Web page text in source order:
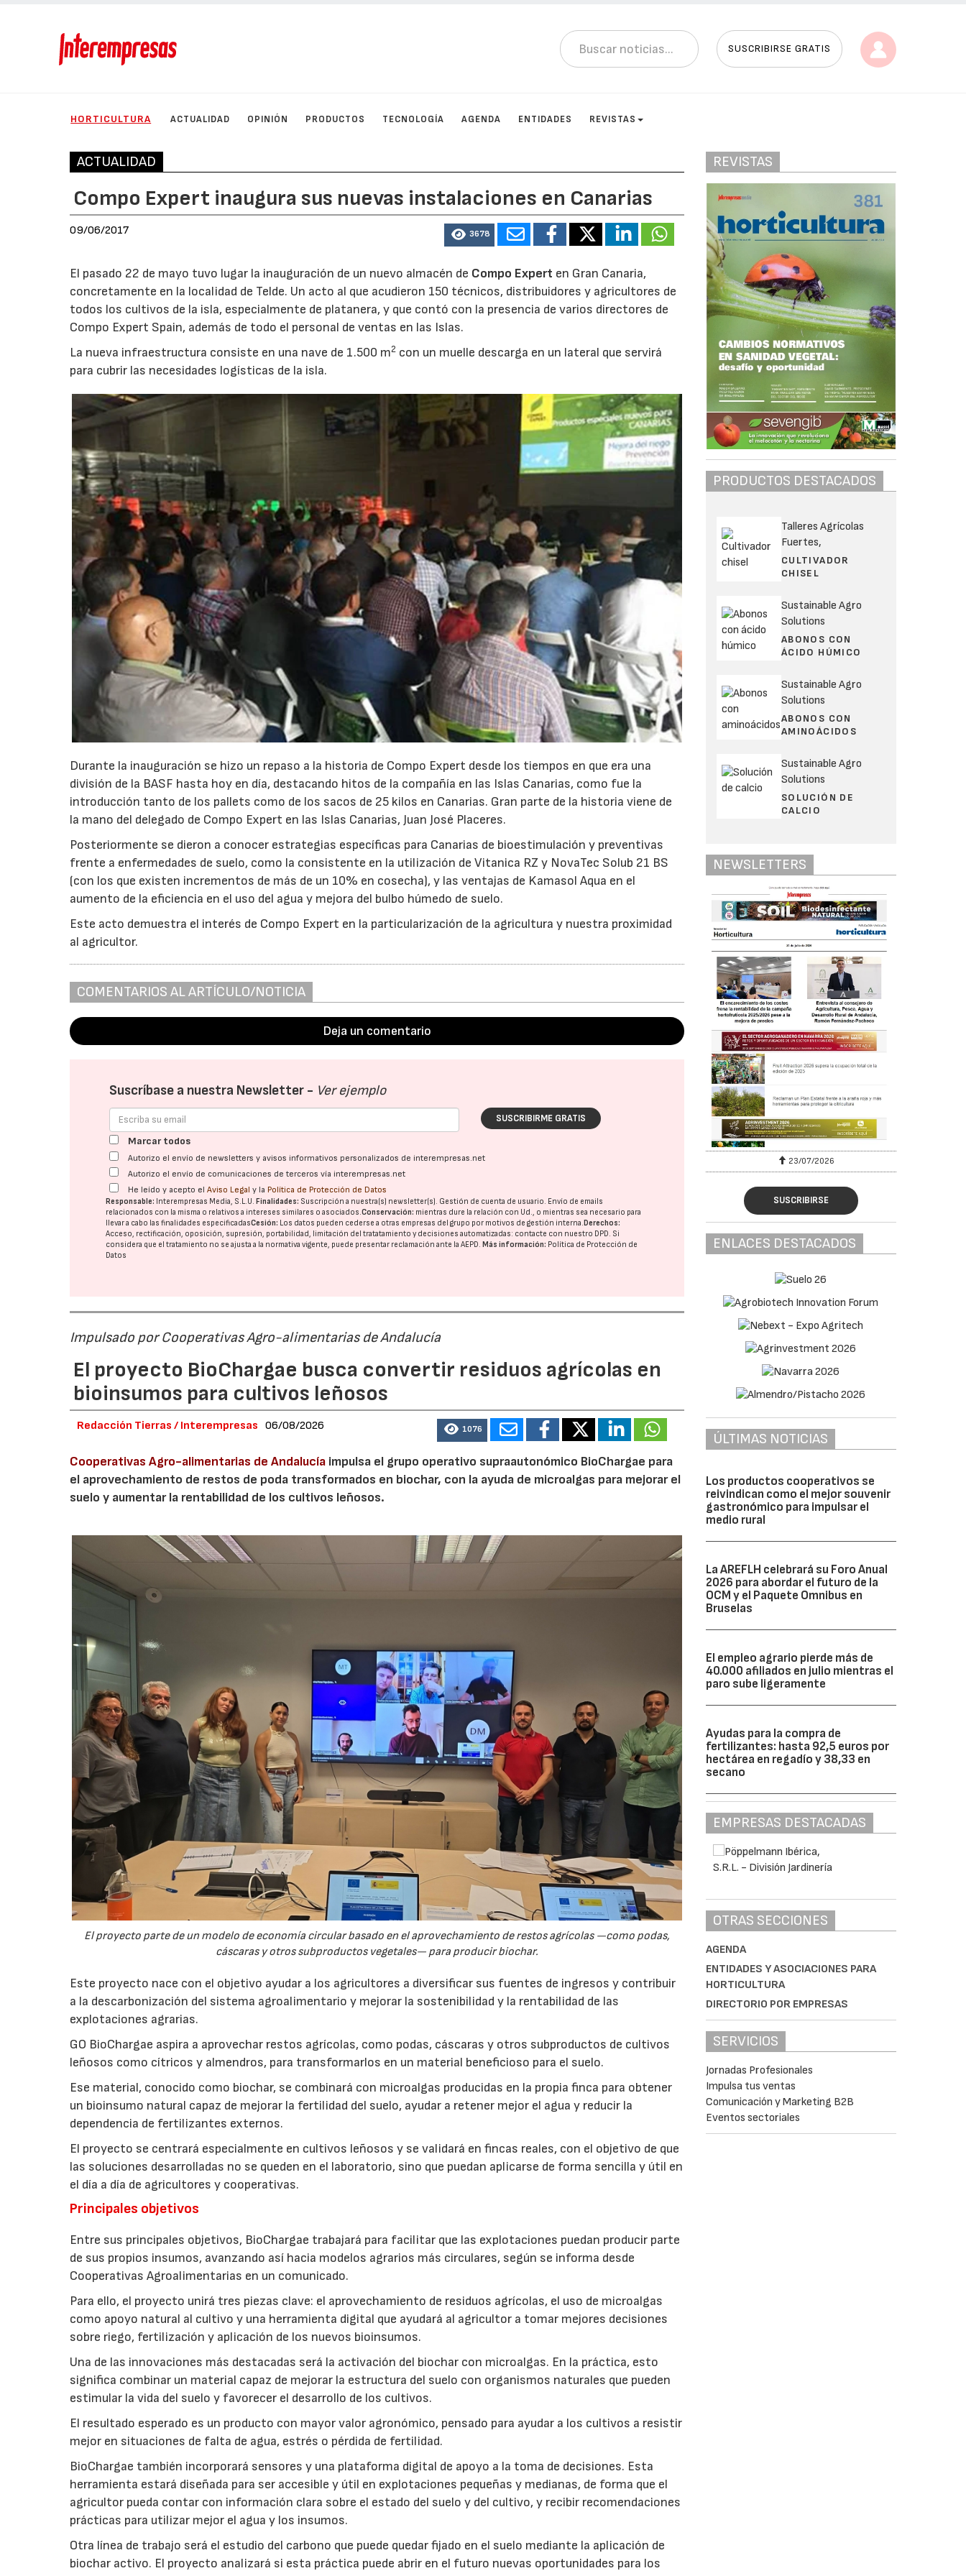
SUSCRIBIRSE GRATIS
HORTICULTURA ACTUALIDAD OPINIÓN PRODUCTOS TECNOLOGÍA AGENDA ENTIDADES REVISTAS
ACTUALIDAD
Compo Expert inaugura sus nuevas instalaciones en Canarias
09/06/2017 3678
El pasado 22 de mayo tuvo lugar la inauguración de un nuevo almacén de Compo Expert en Gran Canaria,
concretamente en la localidad de Telde. Un acto al que acudieron 150 técnicos, distribuidores y agricultores de
todos los cultivos de la isla, especialmente de platanera, y que contó con la presencia de varios directores de
Compo Expert Spain, además de todo el personal de ventas en las Islas.
La nueva infraestructura consiste en una nave de 1.500 m2 con un muelle descarga en un lateral que servirá
para cubrir las necesidades logísticas de la isla.
Durante la inauguración se hizo un repaso a la historia de Compo Expert desde los tiempos en que era una
división de la BASF hasta hoy en día, destacando hitos de la compañía en las Islas Canarias, como fue la
introducción tanto de los pallets como de los sacos de 25 kilos en Canarias. Gran parte de la historia viene de
la mano del delegado de Compo Expert en las Islas Canarias, Juan José Placeres.
Posteriormente se dieron a conocer estrategias específicas para Canarias de bioestimulación y preventivas
frente a enfermedades de suelo, como la consistente en la utilización de Vitanica RZ y NovaTec Solub 21 BS
(con los que existen incrementos de más de un 10% en cosecha), y las ventajas de Kamasol Aqua en el
aumento de la eficiencia en el uso del agua y mejora del bulbo húmedo de suelo.
Este acto demuestra el interés de Compo Expert en la particularización de la agricultura y nuestra proximidad
al agricultor.
COMENTARIOS AL ARTÍCULO/NOTICIA
Deja un comentario
Suscríbase a nuestra Newsletter - Ver ejemplo
SUSCRIBIRME GRATIS
Marcar todos
Autorizo el envío de newsletters y avisos informativos personalizados de interempresas.net
Autorizo el envío de comunicaciones de terceros vía interempresas.net
He leído y acepto elAviso Legal y la Política de Protección de Datos
Responsable: Interempresas Media, S.L.U.Finalidades: Suscripción a nuestra(s) newsletter(s). Gestión de cuenta de usuario. Envío de emails
relacionados con la misma o relativos a intereses similares o asociados.Conservación: mientras dure la relación con Ud., o mientras sea necesario para
llevar a cabo las finalidades especificadasCesión: Los datos pueden cederse a otras empresas del grupo por motivos de gestión interna.Derechos:
Acceso, rectificación, oposición, supresión, portabilidad, limitación del tratatamiento y decisiones automatizadas: contacte con nuestro DPD. Si
considera que el tratamiento no se ajusta a la normativa vigente, puede presentar reclamación ante laAEPD.Más información: Política de Protección de
Datos
Impulsado por Cooperativas Agro-alimentarias de Andalucía
El proyecto BioChargae busca convertir residuos agrícolas en
bioinsumos para cultivos leñosos
Redacción Tierras / Interempresas 06/08/2026 1076
Cooperativas Agro-alimentarias de Andalucía impulsa el grupo operativo supraautonómico BioChargae para
el aprovechamiento de restos de poda transformados en biochar, con la ayuda de microalgas para mejorar el
suelo y aumentar la rentabilidad de los cultivos leñosos.
El proyecto parte de un modelo de economía circular basado en el aprovechamiento de restos agrícolas —como podas,
cáscaras y otros subproductos vegetales— para producir biochar.
Este proyecto nace con el objetivo ayudar a los agricultores a diversificar sus fuentes de ingresos y contribuir
a la descarbonización del sistema agroalimentario y mejorar la sostenibilidad y la rentabilidad de las
explotaciones agrarias.
GO BioChargae aspira a aprovechar restos agrícolas, como podas, cáscaras y otros subproductos de cultivos
leñosos como cítricos y almendros, para transformarlos en un material beneficioso para el suelo.
Ese material, conocido como biochar, se combinará con microalgas producidas en la propia finca para obtener
un bioinsumo natural capaz de mejorar la fertilidad del suelo, ayudar a retener mejor el agua y reducir la
dependencia de fertilizantes externos.
El proyecto se centrará especialmente en cultivos leñosos y se validará en fincas reales, con el objetivo de que
las soluciones desarrolladas no se queden en el laboratorio, sino que puedan aplicarse de forma sencilla y útil en
el día a día de agricultores y cooperativas.
Principales objetivos
Entre sus principales objetivos, BioChargae trabajará para facilitar que las explotaciones puedan producir parte
de sus propios insumos, avanzando así hacia modelos agrarios más circulares, según se informa desde
Cooperativas Agroalimentarias en un comunicado.
Para ello, el proyecto unirá tres piezas clave: el aprovechamiento de residuos agrícolas, el uso de microalgas
como apoyo natural al cultivo y una herramienta digital que ayudará al agricultor a tomar mejores decisiones
sobre riego, fertilización y aplicación de los nuevos bioinsumos.
Una de las innovaciones más destacadas será la activación del biochar con microalgas. En la práctica, esto
significa combinar un material capaz de mejorar la estructura del suelo con organismos naturales que pueden
estimular la vida del suelo y favorecer el desarrollo de los cultivos.
El resultado esperado es un producto con mayor valor agronómico, pensado para ayudar a los cultivos a resistir
mejor en situaciones de falta de agua, estrés o pérdida de fertilidad.
BioChargae también incorporará sensores y una plataforma digital de apoyo a la toma de decisiones. Esta
herramienta estará diseñada para ser accesible y útil en explotaciones pequeñas y medianas, de forma que el
agricultor pueda contar con información clara sobre el estado del suelo y del cultivo, y recibir recomendaciones
prácticas para utilizar mejor el agua y los insumos.
Otra línea de trabajo será el estudio del carbono que puede quedar fijado en el suelo mediante la aplicación de
biochar activo. El proyecto analizará si esta práctica puede abrir en el futuro nuevas oportunidades para los
REVISTAS
PRODUCTOS DESTACADOS
Talleres Agrícolas
Fuertes,
CULTIVADOR
CHISEL
Sustainable Agro
Solutions
ABONOS CON
ÁCIDO HÚMICO
Sustainable Agro
Solutions
ABONOS CON
AMINOÁCIDOS
Sustainable Agro
Solutions
SOLUCIÓN DE
CALCIO
NEWSLETTERS
23/07/2026 23/07/2026
SUSCRIBIRSE
ENLACES DESTACADOS
ÚLTIMAS NOTICIAS
Los productos cooperativos se
reivindican como el mejor souvenir
gastronómico para impulsar el
medio rural
La AREFLH celebrará su Foro Anual
2026 para abordar el futuro de la
OCM y el Paquete Omnibus en
Bruselas
El empleo agrario pierde más de
40.000 afiliados en julio mientras el
paro sube ligeramente
Ayudas para la compra de
fertilizantes: hasta 92,5 euros por
hectárea en regadío y 38,33 en
secano
EMPRESAS DESTACADAS
OTRAS SECCIONES
AGENDA
ENTIDADES Y ASOCIACIONES PARA
HORTICULTURA
DIRECTORIO POR EMPRESAS
SERVICIOS
Jornadas Profesionales
Impulsa tus ventas
Comunicación y Marketing B2B
Eventos sectoriales